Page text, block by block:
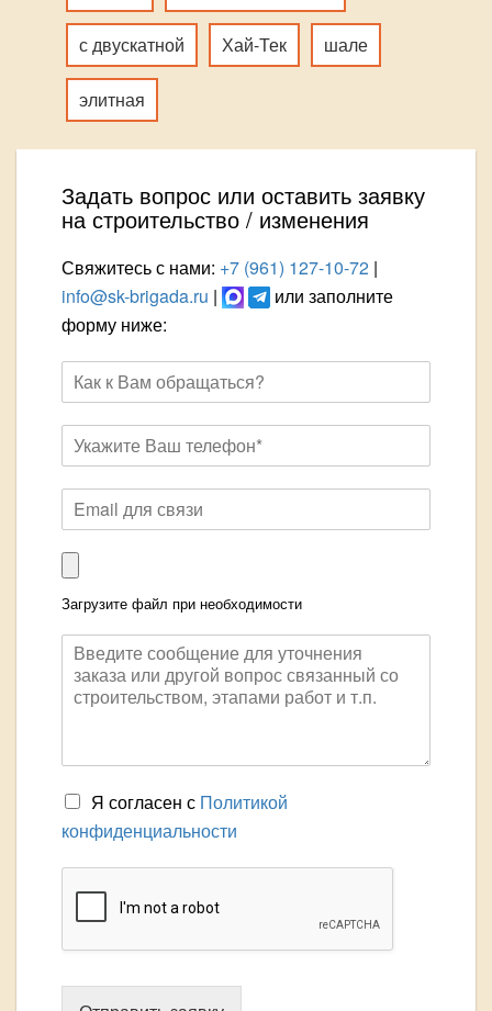
с двускатной Хай-Тек шале
элитная
Задать вопрос или оставить заявку
на строительство / изменения
Свяжитесь с нами: +7 (961) 127-10-72 |
info@sk-brigada.ru |
или заполните
форму ниже:
Загрузите файл при необходимости
Я согласен с Политикой
конфиденциальности